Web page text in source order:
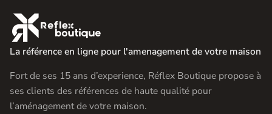

La référence en ligne pour l'amenagement de votre maison
Fort de ses 15 ans d’experience, Réflex Boutique propose à
ses clients des références de haute qualité pour
l’aménagement de votre maison.